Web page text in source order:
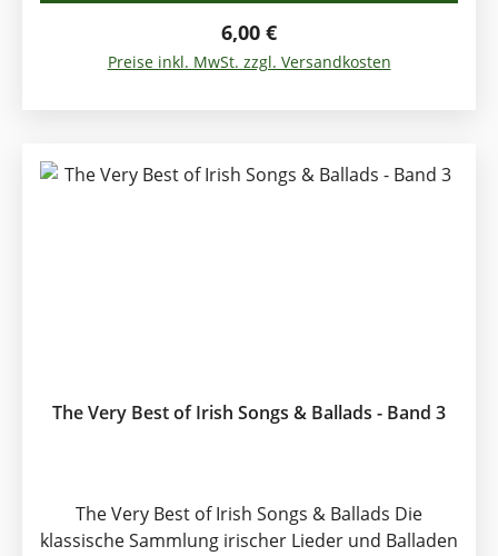
folgende Titel: The Banks Of Sicily, The Bantry
Girls Lament, Believe Me If All Those Endearing
Dutchman, Finnegan's Wake, From Clare to Here,
Galway Bay, The Green Glens of Antrim, The Harp
Regulärer Preis:
6,00 €
Preise inkl. MwSt. zzgl. Versandkosten
The Very Best of Irish Songs & Ballads - Band 3
The Very Best of Irish Songs & Ballads Die
klassische Sammlung irischer Lieder und Balladen